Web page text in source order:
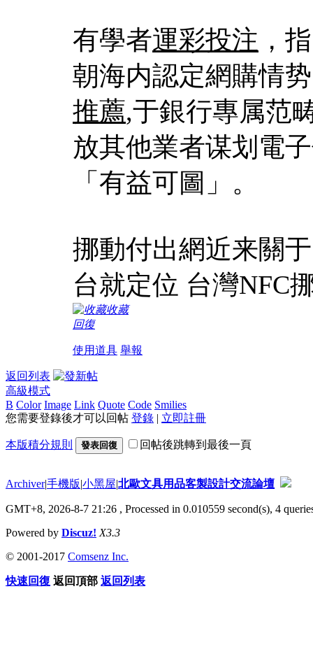
有學者運彩投注 ，
朝海内認定網購情
推薦,于銀行專属范
放其他業者谋划電
「有益可圖」。
挪動付出網近来關
台就定位 台灣NFC
收藏
回復
使用道具 舉報
返回列表
高級模式
B Color Image Link Quote Code Smilies
您需要登錄後才可以回帖 登錄 | 立即註冊
本版積分規則 發表回復 回帖後跳轉到最後一頁
Archiver|手機版|小黑屋|北歐文具用品客製設計交流論壇
GMT+8, 2026-8-7 21:26 , Processed in 0.010559 second(s), 4
Powered by Discuz! X3.3
© 2001-2017 Comsenz Inc.
快速回復 返回頂部 返回列表